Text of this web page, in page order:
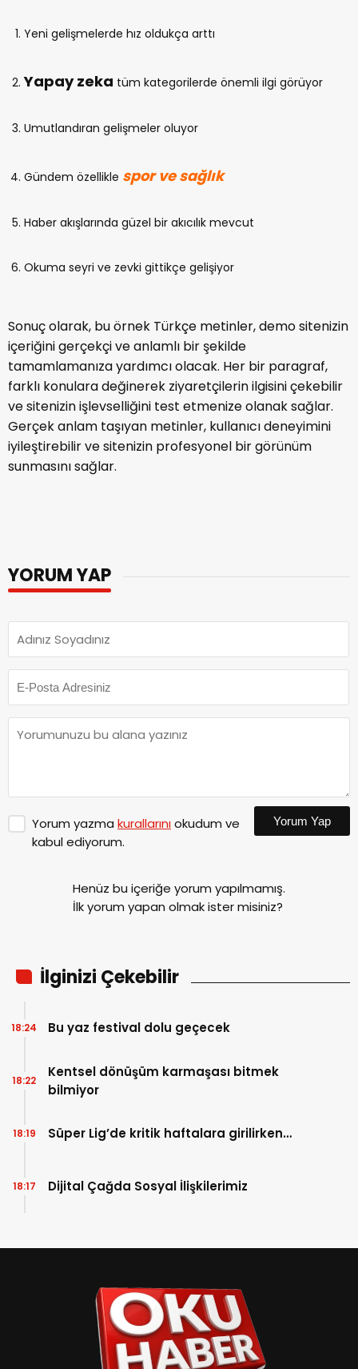
Yeni gelişmelerde hız oldukça arttı
Yapay zeka tüm kategorilerde önemli ilgi görüyor
Umutlandıran gelişmeler oluyor
Gündem özellikle spor ve sağlık
Haber akışlarında güzel bir akıcılık mevcut
Okuma seyri ve zevki gittikçe gelişiyor
Sonuç olarak, bu örnek Türkçe metinler, demo sitenizin
içeriğini gerçekçi ve anlamlı bir şekilde
tamamlamanıza yardımcı olacak. Her bir paragraf,
farklı konulara değinerek ziyaretçilerin ilgisini çekebilir
ve sitenizin işlevselliğini test etmenize olanak sağlar.
Gerçek anlam taşıyan metinler, kullanıcı deneyimini
iyileştirebilir ve sitenizin profesyonel bir görünüm
sunmasını sağlar.
YORUM YAP
Yorum yazma kurallarınıokudum ve
kabul ediyorum.
Yorum Yap
Henüz bu içeriğe yorum yapılmamış.
İlk yorum yapan olmak ister misiniz?
İlginizi Çekebilir
Bu yaz festival dolu geçecek
18:24
Kentsel dönüşüm karmaşası bitmek
bilmiyor
18:22
Süper Lig’de kritik haftalara girilirken…
18:19
Dijital Çağda Sosyal İlişkilerimiz
18:17